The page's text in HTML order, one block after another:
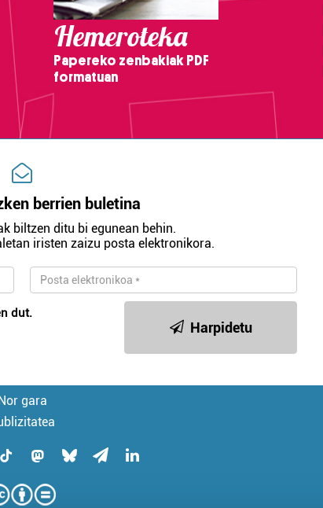
Hemeroteka
Papereko zenbakiak PDF
formatuan
berrien buletina
biltzen ditu bi egunean behin.
iristen zaizu posta elektronikora.
dut.
Harpidetu
gara